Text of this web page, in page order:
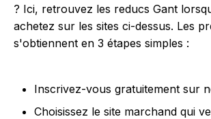
? Ici, retrouvez les reducs Gant
achetez sur les sites ci-dessus. Les
s'obtiennent en 3 étapes simples :
Inscrivez-vous gratuitement sur
Choisissez le site marchand qui